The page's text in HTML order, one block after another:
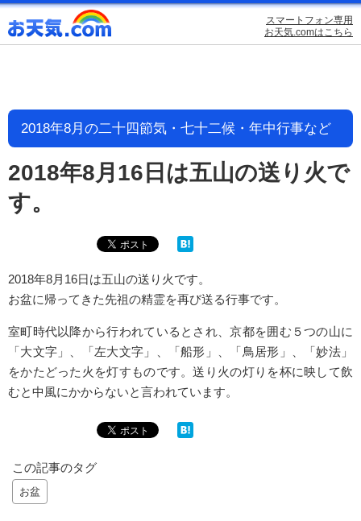
スマートフォン専用
お天気.comはこちら
2018年8月の二十四節気・七十二候・年中行事など
2018年8月16日は五山の送り火で
す。
2018年8月16日は五山の送り火です。
お盆に帰ってきた先祖の精霊を再び送る行事です。
室町時代以降から行われているとされ、京都を囲む５つの山に
「大文字」、「左大文字」、「船形」、「鳥居形」、「妙法」
をかたどった火を灯すものです。送り火の灯りを杯に映して飲
むと中風にかからないと言われています。
この記事のタグ
お盆